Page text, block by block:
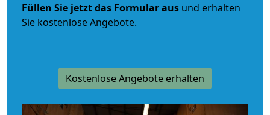
Füllen Sie jetzt das Formular aus und erhalten
Sie kostenlose Angebote.
Kostenlose Angebote erhalten